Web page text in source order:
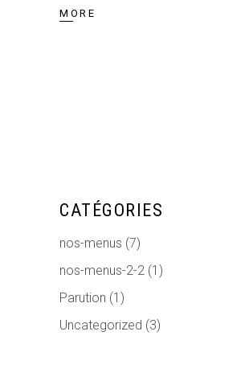
MORE
CATÉGORIES
nos-menus (7)
nos-menus-2-2 (1)
Parution (1)
Uncategorized (3)